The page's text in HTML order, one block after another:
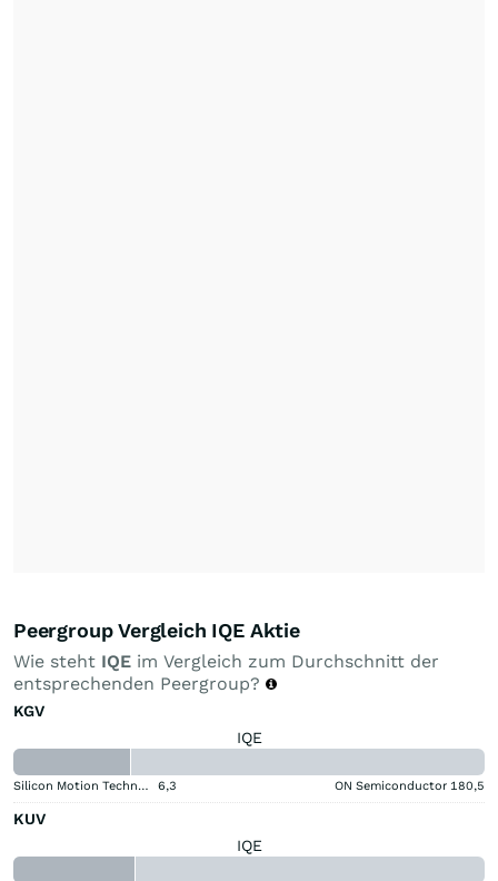
Peergroup Vergleich IQE Aktie
Wie steht IQE im Vergleich zum Durchschnitt der
entsprechenden Peergroup?
KGV
IQE
Silicon Motion Technology Corporation 6,3 ON Semiconductor 180,5
KUV
IQE